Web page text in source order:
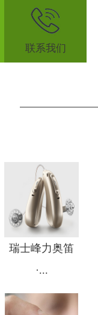
联系我们
瑞士峰力奥笛
·...